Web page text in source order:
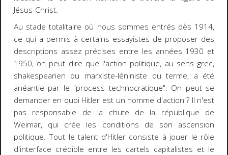
Jésus-Christ.
Au stade totalitaire où nous sommes entrés dès 1914,
ce qui a permis à certains essayistes de proposer des
descriptions assez précises entre les années 1930 et
1950, on peut dire que l'action politique, au sens grec,
shakespearien ou marxiste-léniniste du terme, a été
anéantie par le "process technocratique". On peut se
demander en quoi Hitler est un homme d'action ? Il n'est
pas responsable de la chute de la république de
Weimar, qui crée les conditions de son ascension
politique. Tout le talent d'Hitler consiste à jouer le rôle
d'interface crédible entre les cartels capitalistes et le